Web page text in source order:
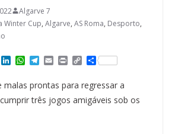
Algarve 7
Winter Cup, Algarve, AS Roma, Desporto,
P L
k
e
d
W
h
t
s
A
T
e
e
g
r
E
m
i
l
P
n
t
C
o
y
L
i
S
h
r
e
malas prontas para regressar a
três jogos amigáveis sob os